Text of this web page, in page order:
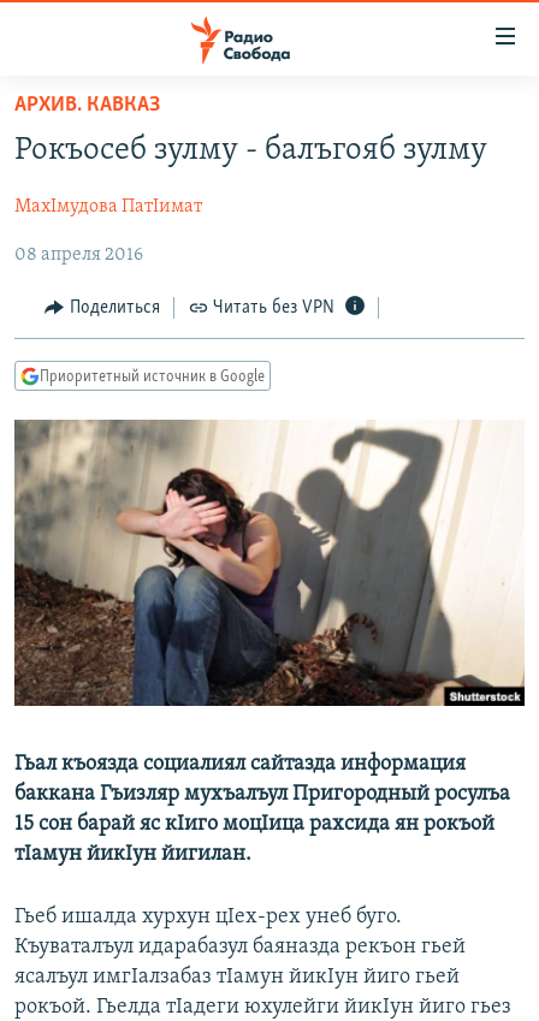
упрощенного
доступа
содержанию
Вернутся
главной
навигации
Вернутся
поиску
ПРОГРАММЫ
АВТОРСКИЕ ПРОЕКТЫ
ЦИТАТЫ СВОБОДЫ
МНЕНИЯ
КУЛЬТУРА
IDEL.РЕАЛИИ
КАВКАЗ.РЕАЛИИ
СЕВЕР.РЕАЛИИ
СИБИРЬ.РЕАЛИИ
РАСПИСАНИЕ ВЕЩАНИЯ
ПОДПИШИТЕСЬ НА РАССЫЛКУ
СОЦИАЛЬНЫЕ СЕТИ
Все сайты РСЕ/РС
АРХИВ. КАВКАЗ
Рокъосеб зулму - балъгояб зулму
МахIмудова ПатIимат
08 апреля 2016
Поделиться Читать без VPN
Приоритетный источник в Google
Гьал къоязда социалиял сайтазда информация
баккана Гъизляр мухъалъул Пригородный росулъа
15 сон барай яс кIиго моцIица рахсида ян рокъой
тIамун йикIун йигилан.
Гьеб ишалда хурхун цIех-рех унеб буго.
Къуваталъул идарабазул баяназда рекъон гьей
ясалъул имгIалзабаз тIамун йикIун йиго гьей
рокъой. Гьелда тIадеги юхулейги йикIун йиго гьез